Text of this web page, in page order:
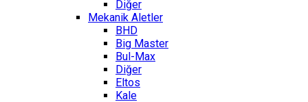
Diğer
Mekanik Aletler
BHD
Big Master
Bul-Max
Diğer
Eltos
Kale